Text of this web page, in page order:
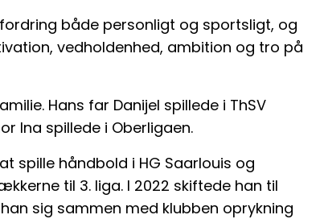
både personligt og sportsligt, og
vedholdenhed, ambition og tro på
Hans far Danijel spillede i ThSV
Ina spillede i Oberligaen.
spille håndbold i HG Saarlouis og
til 3. liga. I 2022 skiftede han til
sig sammen med klubben oprykning